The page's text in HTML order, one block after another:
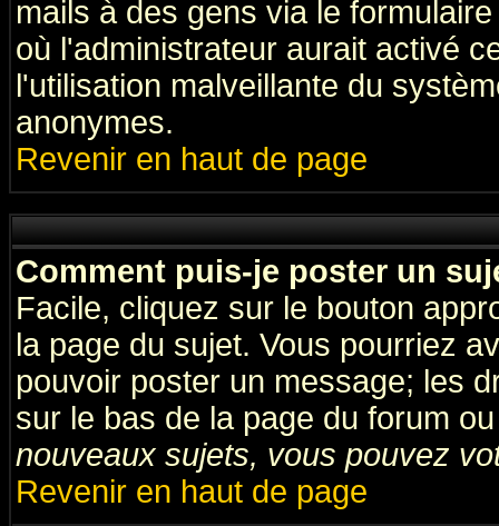
mails à des gens via le
où l'administrateur aurait activé
l'utilisation malveillante du
anonymes.
Revenir en haut de page
Comment puis-je poster un
Facile, cliquez sur le bouton
la page du sujet. Vous pourriez
pouvoir poster un message; les
sur le bas de la page du forum
nouveaux sujets, vous pouvez
Revenir en haut de page